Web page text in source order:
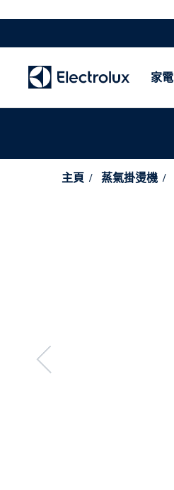
家電
主頁 蒸氣掛燙機